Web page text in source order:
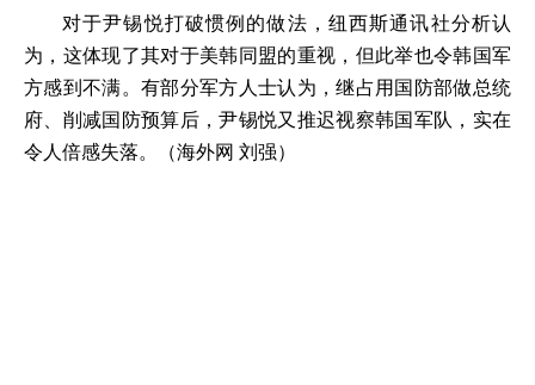
对于尹锡悦打破惯例的做法，纽西斯通讯社分析认
为，这体现了其对于美韩同盟的重视，但此举也令韩国军
方感到不满。有部分军方人士认为，继占用国防部做总统
府、削减国防预算后，尹锡悦又推迟视察韩国军队，实在
令人倍感失落。（海外网 刘强）